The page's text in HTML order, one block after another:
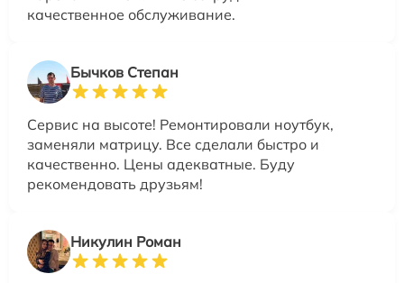
качественное обслуживание.
Бычков Степан
Сервис на высоте! Ремонтировали ноутбук,
заменяли матрицу. Все сделали быстро и
качественно. Цены адекватные. Буду
рекомендовать друзьям!
Никулин Роман